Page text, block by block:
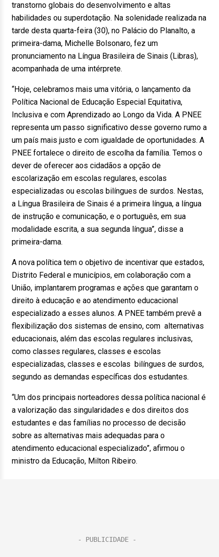
transtorno globais do desenvolvimento e altas
habilidades ou superdotação. Na solenidade realizada na
tarde desta quarta-feira (30), no Palácio do Planalto, a
primeira-dama, Michelle Bolsonaro, fez um
pronunciamento na Língua Brasileira de Sinais (Libras),
acompanhada de uma intérprete.
“Hoje, celebramos mais uma vitória, o lançamento da
Política Nacional de Educação Especial Equitativa,
Inclusiva e com Aprendizado ao Longo da Vida. A PNEE
representa um passo significativo desse governo rumo a
um país mais justo e com igualdade de oportunidades. A
PNEE fortalece o direito de escolha da família. Temos o
dever de oferecer aos cidadãos a opção de
escolarização em escolas regulares, escolas
especializadas ou escolas bilíngues de surdos. Nestas,
a Língua Brasileira de Sinais é a primeira língua, a língua
de instrução e comunicação, e o português, em sua
modalidade escrita, a sua segunda língua”, disse a
primeira-dama.
A nova política tem o objetivo de incentivar que estados,
Distrito Federal e municípios, em colaboração com a
União, implantarem programas e ações que garantam o
direito à educação e ao atendimento educacional
especializado a esses alunos. A PNEE também prevê a
flexibilização dos sistemas de ensino, com alternativas
educacionais, além das escolas regulares inclusivas,
como classes regulares, classes e escolas
especializadas, classes e escolas bilíngues de surdos,
segundo as demandas específicas dos estudantes.
“Um dos principais norteadores dessa política nacional é
a valorização das singularidades e dos direitos dos
estudantes e das famílias no processo de decisão
sobre as alternativas mais adequadas para o
atendimento educacional especializado”, afirmou o
ministro da Educação, Milton Ribeiro.